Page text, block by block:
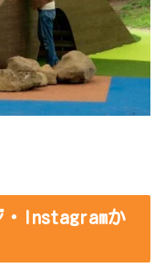
・Instagramか